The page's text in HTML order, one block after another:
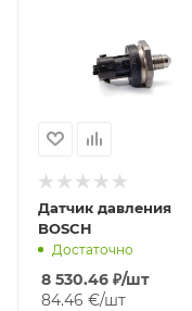
Датчик давления
BOSCH
Достаточно
8 530.46 ₽/шт
84.46 €/шт